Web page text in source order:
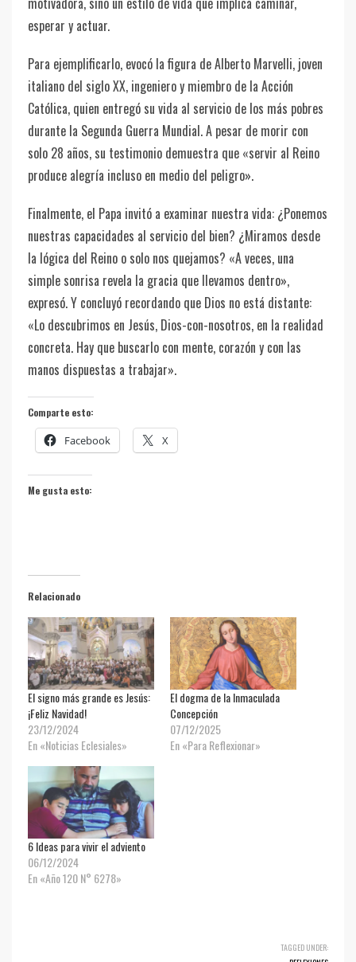
esperar y actuar.
Para ejemplificarlo, evocó la figura de Alberto Marvelli, joven
italiano del siglo XX, ingeniero y miembro de la Acción
Católica, quien entregó su vida al servicio de los más pobres
durante la Segunda Guerra Mundial. A pesar de morir con
solo 28 años, su testimonio demuestra que «servir al Reino
produce alegría incluso en medio del peligro».
Finalmente, el Papa invitó a examinar nuestra vida: ¿Ponemos
nuestras capacidades al servicio del bien? ¿Miramos desde
la lógica del Reino o solo nos quejamos? «A veces, una
simple sonrisa revela la gracia que llevamos dentro»,
expresó. Y concluyó recordando que Dios no está distante:
«Lo descubrimos en Jesús, Dios-con-nosotros, en la realidad
concreta. Hay que buscarlo con mente, corazón y con las
manos dispuestas a trabajar».
Comparte esto:
Facebook X
Me gusta esto:
Relacionado
El signo más grande es Jesús:
¡Feliz Navidad!
23/12/2024
En «Noticias Eclesiales»
El dogma de la Inmaculada
Concepción
07/12/2025
En «Para Reflexionar»
6 Ideas para vivir el adviento
06/12/2024
En «Año 120 N° 6278»
TAGGED UNDER: